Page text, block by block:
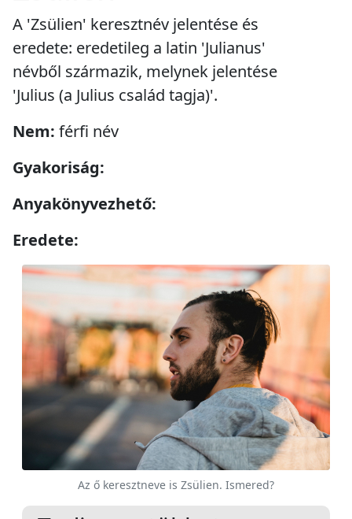
A 'Zsülien' keresztnév jelentése és
eredete: eredetileg a latin 'Julianus'
névből származik, melynek jelentése
'Julius (a Julius család tagja)'.
Nem: férfi név
Gyakoriság:
Anyakönyvezhető:
Eredete:
Az ő keresztneve is Zsülien. Ismered?